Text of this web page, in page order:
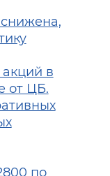
снижена,
в
от ЦБ.
по